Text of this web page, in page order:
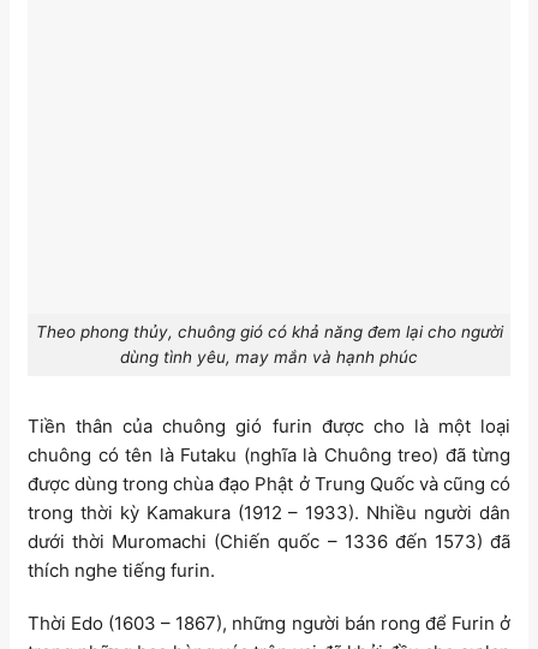
Theo phong thủy, chuông gió có khả năng đem lại cho người
dùng tình yêu, may mắn và hạnh phúc
Tiền thân của chuông gió furin được cho là một loại
chuông có tên là Futaku (nghĩa là Chuông treo) đã từng
được dùng trong chùa đạo Phật ở Trung Quốc và cũng có
trong thời kỳ Kamakura (1912 – 1933). Nhiều người dân
dưới thời Muromachi (Chiến quốc – 1336 đến 1573) đã
thích nghe tiếng furin.
Thời Edo (1603 – 1867), những người bán rong để Furin ở